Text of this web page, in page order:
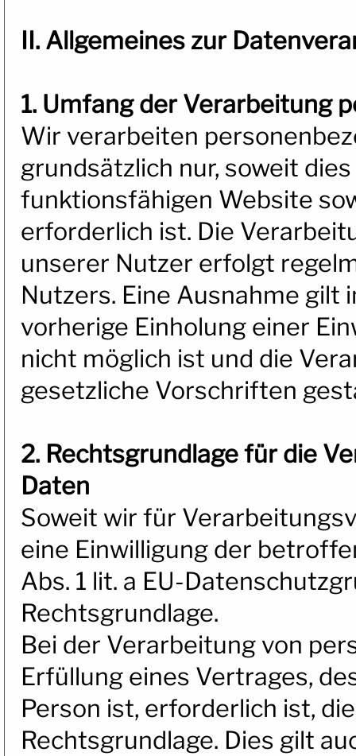
II. Allgemeines zur
1. Umfang der Verarbeitung
Wir verarbeiten
grundsätzlich nur, soweit
funktionsfähigen Website
erforderlich ist. Die
unserer Nutzer erfolgt
Nutzers. Eine Ausnahme gilt
vorherige Einholung einer
nicht möglich ist und die
gesetzliche Vorschriften
2. Rechtsgrundlage für die
Daten
Soweit wir für
eine Einwilligung der
Abs. 1 lit. a EU-
Rechtsgrundlage.
Bei der Verarbeitung von
Erfüllung eines Vertrages,
Person ist, erforderlich ist,
Rechtsgrundlage. Dies gilt